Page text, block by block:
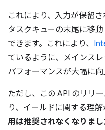
これにより、入力が保留
タスクキューの末尾に移
できます。これにより、
ているように、メインス
パフォーマンスが大幅に向
ただし、この API のリリ
り、イールドに関する理解
用は推奨されなくなりまし